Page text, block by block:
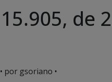
de
• por gsoriano •